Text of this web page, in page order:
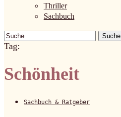
Thriller
Sachbuch
Suche
Tag:
Schönheit
Sachbuch & Ratgeber